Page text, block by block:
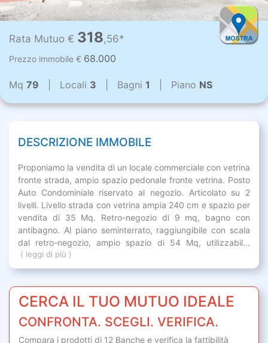
Rata Mutuo € 318,56*
Prezzo immobile € 68.000
Mq 79 | Locali 3 | Bagni 1 | Piano NS
DESCRIZIONE IMMOBILE
Proponiamo la vendita di un locale commerciale con vetrina
fronte strada, ampio spazio pedonale fronte vetrina. Posto
Auto Condominiale riservato al negozio. Articolato su 2
livelli. Livello strada con vetrina ampia 240 cm e spazio per
vendita di 35 Mq. Retro-negozio di 9 mq, bagno con
antibagno. Al piano seminterrato, raggiungibile con scala
dal retro-negozio, ampio spazio di 54 Mq, utilizzabil...
( leggi di più )
CERCA IL TUO MUTUO IDEALE
CONFRONTA. SCEGLI. VERIFICA.
Compara i prodotti di 12 Banche e verifica la fattibilità